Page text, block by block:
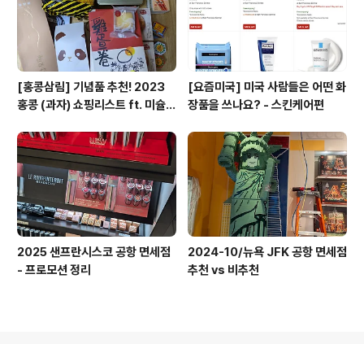
[홍콩삼림] 기념품 추천! 2023
홍콩 (과자) 쇼핑리스트 ft. 미슐랭
[요즘미국] 미국 사람들은 어떤 화
장품을 쓰나요? - 스킨케어편
2025 샌프란시스코 공항 면세점
- 프로모션 정리
2024-10/뉴욕 JFK 공항 면세점
추천 vs 비추천